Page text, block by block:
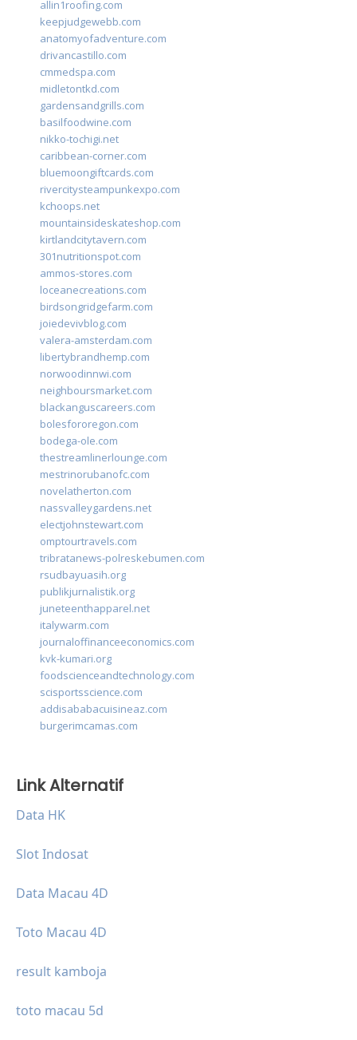
allin1roofing.com
keepjudgewebb.com
anatomyofadventure.com
drivancastillo.com
cmmedspa.com
midletontkd.com
gardensandgrills.com
basilfoodwine.com
nikko-tochigi.net
caribbean-corner.com
bluemoongiftcards.com
rivercitysteampunkexpo.com
kchoops.net
mountainsideskateshop.com
kirtlandcitytavern.com
301nutritionspot.com
ammos-stores.com
loceanecreations.com
birdsongridgefarm.com
joiedevivblog.com
valera-amsterdam.com
libertybrandhemp.com
norwoodinnwi.com
neighboursmarket.com
blackanguscareers.com
bolesfororegon.com
bodega-ole.com
thestreamlinerlounge.com
mestrinorubanofc.com
novelatherton.com
nassvalleygardens.net
electjohnstewart.com
omptourtravels.com
tribratanews-polreskebumen.com
rsudbayuasih.org
publikjurnalistik.org
juneteenthapparel.net
italywarm.com
journaloffinanceeconomics.com
kvk-kumari.org
foodscienceandtechnology.com
scisportsscience.com
addisababacuisineaz.com
burgerimcamas.com
Link Alternatif
Data HK
Slot Indosat
Data Macau 4D
Toto Macau 4D
result kamboja
toto macau 5d